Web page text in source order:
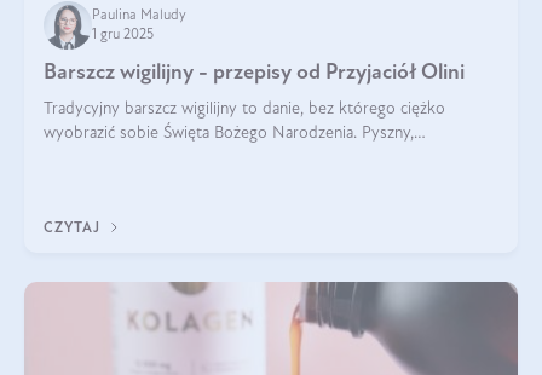
Paulina Maludy
1 gru 2025
Barszcz wigilijny - przepisy od Przyjaciół Olini
Tradycyjny barszcz wigilijny to danie, bez którego ciężko
wyobrazić sobie Święta Bożego Narodzenia. Pyszny,
CZYTAJ